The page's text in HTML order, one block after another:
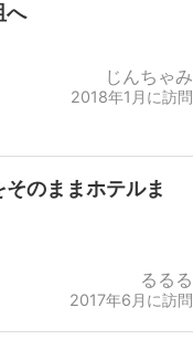
へ
じんちゃみ
2018年1月に訪問
のままホテルま
るるる
2017年6月に訪問